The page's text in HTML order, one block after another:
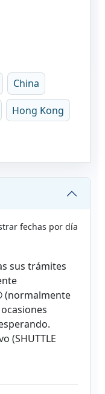
China
Hong Kong
fechas por día
sus trámites
(normalmente
(SHUTTLE